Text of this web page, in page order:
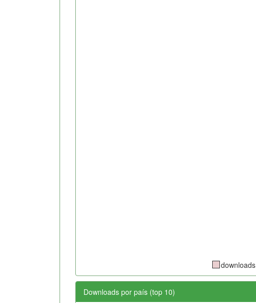
downloads
Downloads por país (top 10)